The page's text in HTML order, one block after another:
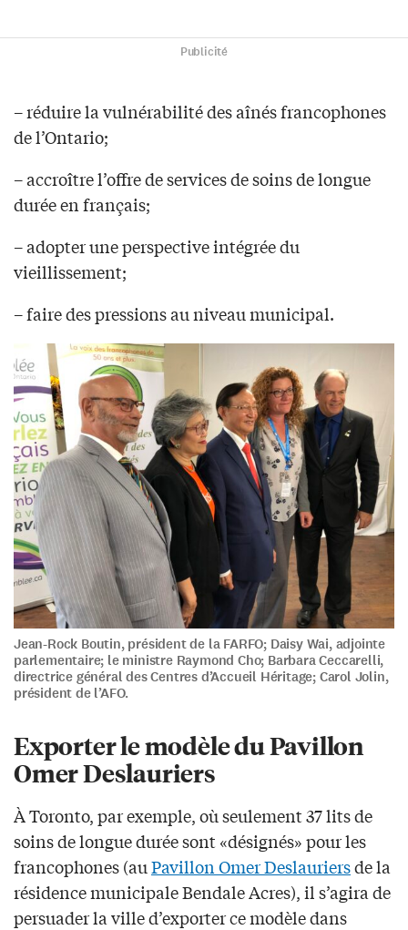
Publicité
– réduire la vulnérabilité des aînés francophones
de l’Ontario;
– accroître l’offre de services de soins de longue
durée en français;
– adopter une perspective intégrée du
vieillissement;
– faire des pressions au niveau municipal.
Jean-Rock Boutin, président de la FARFO; Daisy Wai, adjointe
parlementaire; le ministre Raymond Cho; Barbara Ceccarelli,
directrice général des Centres d’Accueil Héritage; Carol Jolin,
président de l’AFO.
Exporter le modèle du Pavillon
Omer Deslauriers
À Toronto, par exemple, où seulement 37 lits de
soins de longue durée sont «désignés» pour les
francophones (auPavillon Omer Deslauriersde la
résidence municipale Bendale Acres), il s’agira de
persuader la ville d’exporter ce modèle dans